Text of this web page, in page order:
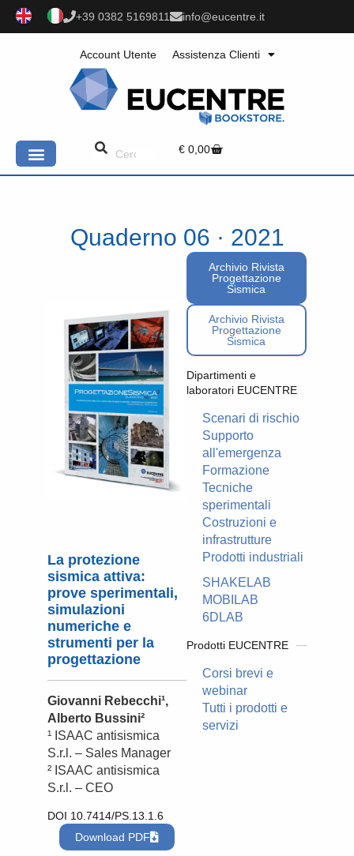
+39 0382 5169811 info@eucentre.it
Account Utente Assistenza Clienti
€ 0,00
Quaderno 06 · 2021
La protezione
sismica attiva:
prove sperimentali,
simulazioni
numeriche e
strumenti per la
progettazione
Giovanni Rebecchi¹,
Alberto Bussini²
¹ ISAAC antisismica
S.r.l. – Sales Manager
² ISAAC antisismica
S.r.l. – CEO
DOI 10.7414/PS.13.1.6
Download PDF
Archivio Rivista
Progettazione
Sismica
Archivio Rivista
Progettazione
Sismica
Dipartimenti e
laboratori EUCENTRE
Scenari di rischio
Supporto
all'emergenza
Formazione
Tecniche
sperimentali
Costruzioni e
infrastrutture
Prodotti industriali
SHAKELAB
MOBILAB
6DLAB
Prodotti EUCENTRE
Corsi brevi e
webinar
Tutti i prodotti e
servizi